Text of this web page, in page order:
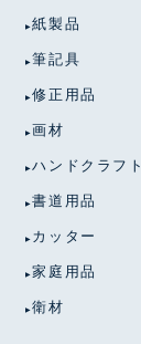
紙製品
筆記具
修正用品
画材
ハンドクラフト
書道用品
カッター
家庭用品
衛材